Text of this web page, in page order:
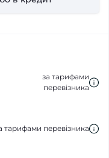
за тарифами
перевізника
тарифами перевізника